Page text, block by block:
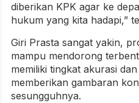
diberikan KPK agar ke
hukum yang kita hadapi,”
Giri Prasta sangat yakin,
mampu mendorong
memiliki tingkat akurasi
memberikan gambaran
sesungguhnya.